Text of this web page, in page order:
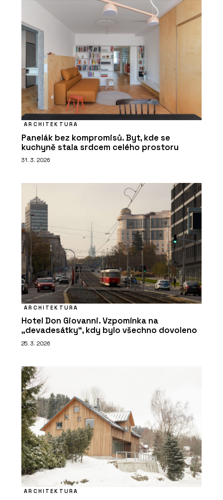
ARCHITEKTURA
Panelák bez kompromisů. Byt, kde se
kuchyně stala srdcem celého prostoru
31. 3. 2026
ARCHITEKTURA
Hotel Don Giovanni. Vzpomínka na
„devadesátky“, kdy bylo všechno dovoleno
25. 3. 2026
ARCHITEKTURA